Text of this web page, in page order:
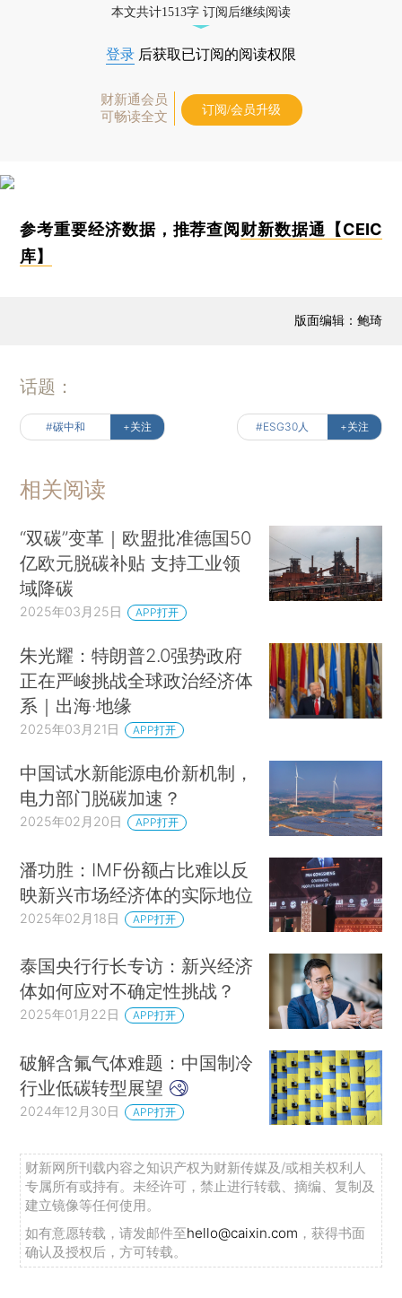
本文共计1513字 订阅后继续阅读
登录 后获取已订阅的阅读权限
财新通会员
可畅读全文
订阅/会员升级
参考重要经济数据，推荐查阅财新数据通【CEIC
库】
版面编辑：鲍琦
话题：
#碳中和 +关注 #ESG30人 +关注
相关阅读
“双碳”变革｜欧盟批准德国50
亿欧元脱碳补贴 支持工业领
域降碳
2025年03月25日 APP打开
朱光耀：特朗普2.0强势政府
正在严峻挑战全球政治经济体
系｜出海·地缘
2025年03月21日 APP打开
中国试水新能源电价新机制，
电力部门脱碳加速？
2025年02月20日 APP打开
潘功胜：IMF份额占比难以反
映新兴市场经济体的实际地位
2025年02月18日 APP打开
泰国央行行长专访：新兴经济
体如何应对不确定性挑战？
2025年01月22日 APP打开
破解含氟气体难题：中国制冷
行业低碳转型展望
2024年12月30日 APP打开
财新网所刊载内容之知识产权为财新传媒及/或相关权利人
专属所有或持有。未经许可，禁止进行转载、摘编、复制及
建立镜像等任何使用。
如有意愿转载，请发邮件至hello@caixin.com ，获得书面
确认及授权后，方可转载。